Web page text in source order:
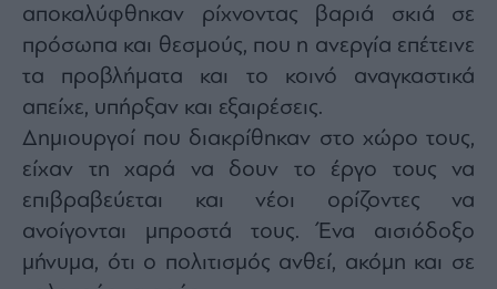
Architecture
&
Design
Fashion
&
Art
Watches
Yachts
Table
For
Two
αποκαλύφθηκαν ρίχνοντας βαριά σκιά σε
πρόσωπα και θεσμούς, που η ανεργία επέτεινε
τα προβλήματα και το κοινό αναγκαστικά
απείχε, υπήρξαν και εξαιρέσεις.
Δημιουργοί που διακρίθηκαν στο χώρο τους,
είχαν τη χαρά να δουν το έργο τους να
επιβραβεύεται και νέοι ορίζοντες να
ανοίγονται μπροστά τους. Ένα αισιόδοξο
μήνυμα, ότι ο πολιτισμός ανθεί, ακόμη και σε